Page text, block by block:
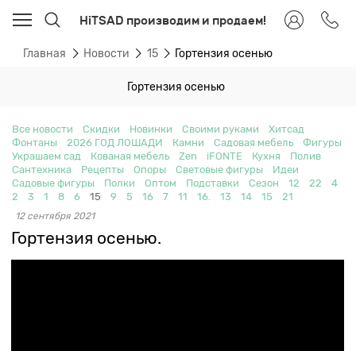
HiTSAD производим и продаем!
Главная Новости 15 Гортензия осенью
Гортензия осенью
Все новости Скидки Новинки Своими руками
Хитсад
Фонтаны
2026 ГОД ЛОШАДИ Камни Садовая мебель
Фигуры
Украшаем сад
Кованая мебель Zen iFONTE Кухня
Полив
Сантехника
Рецепты Опоры Световые фигуры
Идеи
Садовые фигуры
Полки Оптом Подставки Сезон 12 22
4
2
3 1 8 6 15 9 5 16 7 11 16. 13 14 15 21
12 сентября 2021
Гортензия осенью.